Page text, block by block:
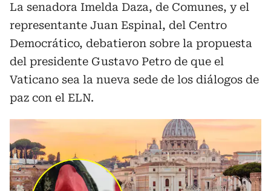
La senadora Imelda Daza, de Comunes, y el
representante Juan Espinal, del Centro
Democrático, debatieron sobre la propuesta
del presidente Gustavo Petro de que el
Vaticano sea la nueva sede de los diálogos de
paz con el ELN.